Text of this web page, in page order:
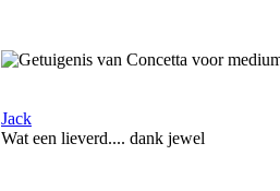
Jack
Wat een lieverd.... dank jewel